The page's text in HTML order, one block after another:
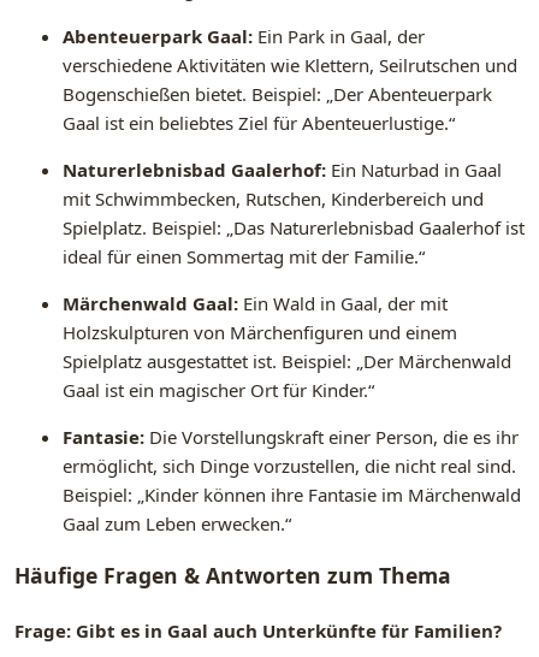
Abenteuerpark Gaal: Ein Park in Gaal, der
verschiedene Aktivitäten wie Klettern, Seilrutschen und
Bogenschießen bietet. Beispiel: „Der Abenteuerpark
Gaal ist ein beliebtes Ziel für Abenteuerlustige.“
Naturerlebnisbad Gaalerhof: Ein Naturbad in Gaal
mit Schwimmbecken, Rutschen, Kinderbereich und
Spielplatz. Beispiel: „Das Naturerlebnisbad Gaalerhof ist
ideal für einen Sommertag mit der Familie.“
Märchenwald Gaal: Ein Wald in Gaal, der mit
Holzskulpturen von Märchenfiguren und einem
Spielplatz ausgestattet ist. Beispiel: „Der Märchenwald
Gaal ist ein magischer Ort für Kinder.“
Fantasie: Die Vorstellungskraft einer Person, die es ihr
ermöglicht, sich Dinge vorzustellen, die nicht real sind.
Beispiel: „Kinder können ihre Fantasie im Märchenwald
Gaal zum Leben erwecken.“
Häufige Fragen & Antworten zum Thema
Frage: Gibt es in Gaal auch Unterkünfte für Familien?